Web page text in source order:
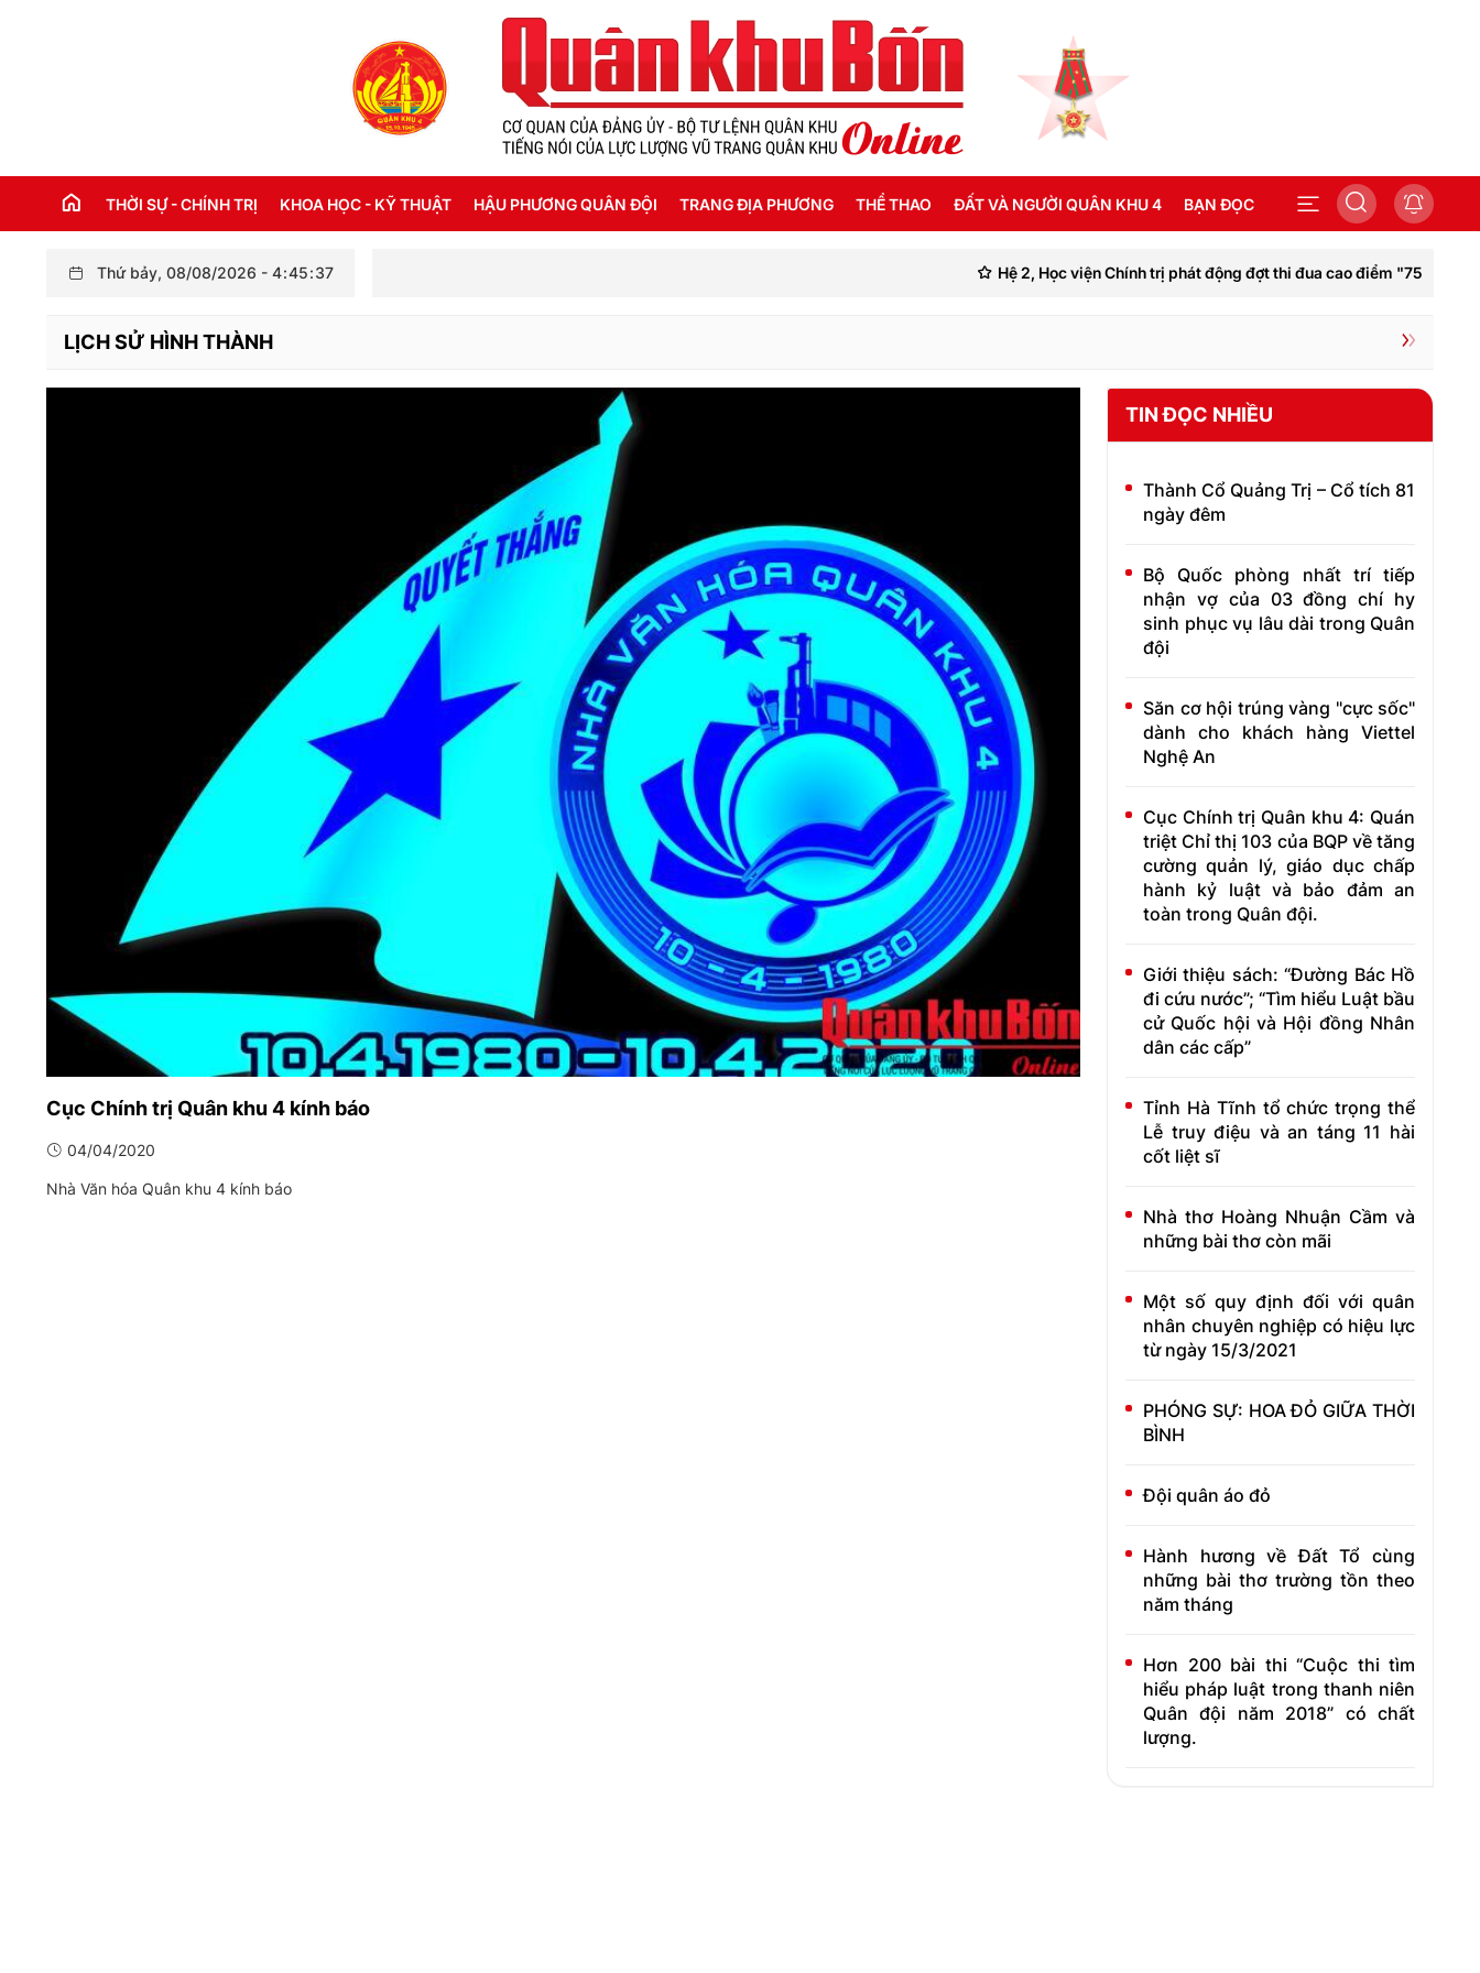
THỜI SỰ - CHÍNH TRỊ
THỜI SỰ QUỐC TẾ
XÂY DỰNG ĐẢNG
TRUYỀN THỐNG LỰC LƯỢNG VŨ TRANG
QUÂN KHU 4 (15/10/1945 - 15/10/2020)
KHOA HỌC - KỸ THUẬT HẬU PHƯƠNG QUÂN ĐỘI
CHẾ ĐỘ - CHÍNH SÁCH - HƯỚNG NGHIỆP
THÔNG TIN LIỆT SỸ
TRANG ĐỊA PHƯƠNG
HÀ TĨNH
THỂ THAO ĐẤT VÀ NGƯỜI QUÂN KHU 4 BẠN ĐỌC
Thứ bảy, 08/08/2026 - 4:45:37 Hệ 2, Học viện Chính trị phát động đợt thi đua cao điểm "75 ngày hành
LỊCH SỬ HÌNH THÀNH
Cục Chính trị Quân khu 4 kính báo
04/04/2020
Nhà Văn hóa Quân khu 4 kính báo
TIN ĐỌC NHIỀU
Thành Cổ Quảng Trị – Cổ tích 81
ngày đêm
Bộ Quốc phòng nhất trí tiếp
nhận vợ của 03 đồng chí hy
sinh phục vụ lâu dài trong Quân
đội
Săn cơ hội trúng vàng "cực sốc"
dành cho khách hàng Viettel
Nghệ An
Cục Chính trị Quân khu 4: Quán
triệt Chỉ thị 103 của BQP về tăng
cường quản lý, giáo dục chấp
hành kỷ luật và bảo đảm an
toàn trong Quân đội.
Giới thiệu sách: “Đường Bác Hồ
đi cứu nước”; “Tìm hiểu Luật bầu
cử Quốc hội và Hội đồng Nhân
dân các cấp”
Tỉnh Hà Tĩnh tổ chức trọng thể
Lễ truy điệu và an táng 11 hài
cốt liệt sĩ
Nhà thơ Hoàng Nhuận Cầm và
những bài thơ còn mãi
Một số quy định đối với quân
nhân chuyên nghiệp có hiệu lực
từ ngày 15/3/2021
PHÓNG SỰ: HOA ĐỎ GIỮA THỜI
BÌNH
Đội quân áo đỏ
Hành hương về Đất Tổ cùng
những bài thơ trường tồn theo
năm tháng
Hơn 200 bài thi “Cuộc thi tìm
hiểu pháp luật trong thanh niên
Quân đội năm 2018” có chất
lượng.